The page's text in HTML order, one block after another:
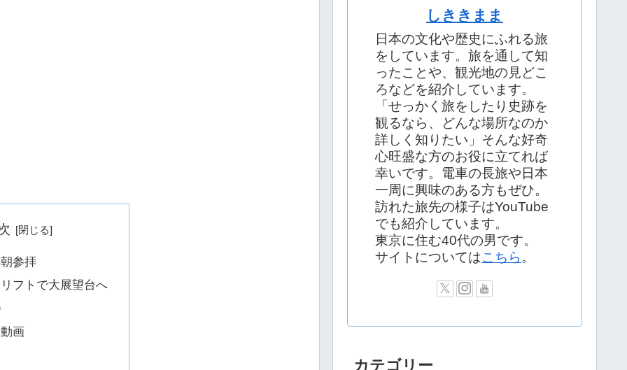
参拝
フトで大展望台へ
画
しききまま
日本の文化や歴史にふれる旅
をしています。旅を通して知
ったことや、観光地の見どこ
ろなどを紹介しています。
「せっかく旅をしたり史跡を
観るなら、どんな場所なのか
詳しく知りたい」そんな好奇
心旺盛な方のお役に立てれば
幸いです。電車の長旅や日本
一周に興味のある方もぜひ。
訪れた旅先の様子はYouTube
でも紹介しています。
東京に住む40代の男です。
サイトについてはこちら 。
カテゴリー